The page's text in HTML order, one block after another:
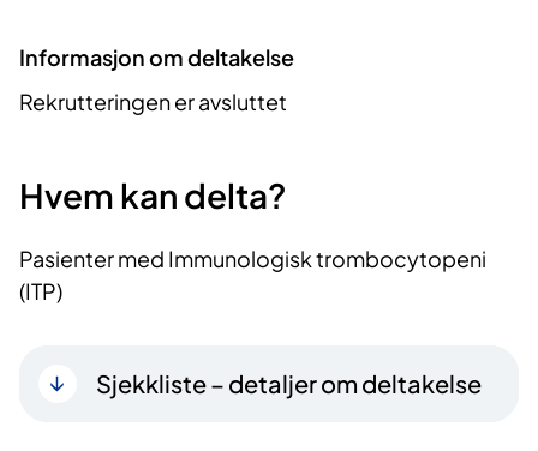
Informasjon om deltakelse
Rekrutteringen er avsluttet
Hvem kan delta?
Pasienter med Immunologisk trombocytopeni
(ITP)
Sjekkliste – detaljer om deltakelse